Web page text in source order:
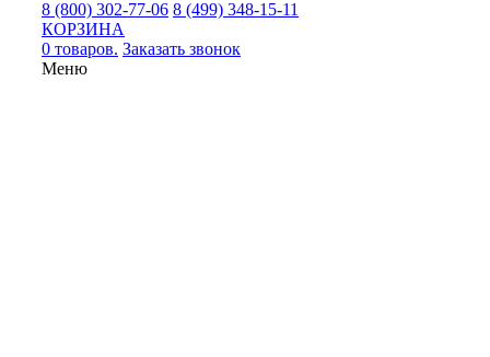
8 (800) 302-77-06 8 (499) 348-15-11
КОРЗИНА
0 товаров. Заказать звонок
Меню